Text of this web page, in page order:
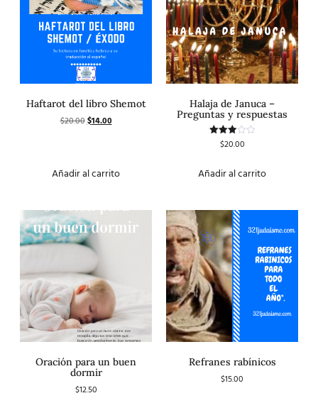
Haftarot del libro Shemot
$20.00$14.00
Añadir al carrito
Halaja de Januca –
Preguntas y respuestas
Valorado
con
$20.00
Añadir al carrito
Oración para un buen
dormir
$12.50
Refranes rabínicos
$15.00